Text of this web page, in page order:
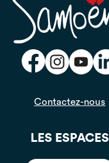
Contactez-nous
LES ESPACES